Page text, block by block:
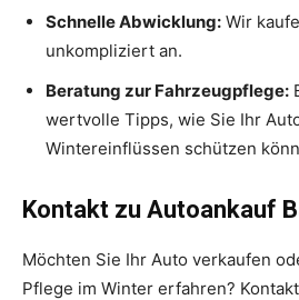
Schnelle Abwicklung: Wir
unkompliziert an.
Beratung zur Fahrzeugpflege:
wertvolle Tipps, wie Sie Ihr
Wintereinflüssen schützen
Kontakt zu Autoankauf
Möchten Sie Ihr Auto verkaufen
Pflege im Winter erfahren?